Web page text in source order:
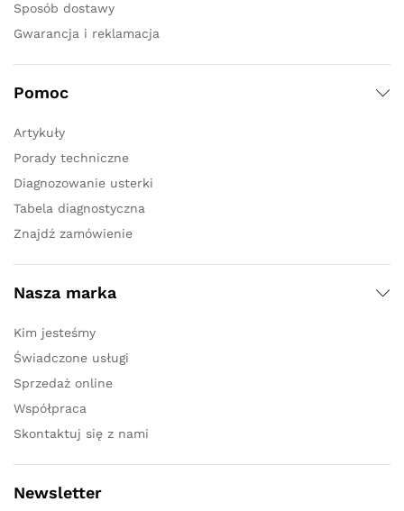
Sposób dostawy
Gwarancja i reklamacja
Pomoc
Artykuły
Porady techniczne
Diagnozowanie usterki
Tabela diagnostyczna
Znajdź zamówienie
Nasza marka
Kim jesteśmy
Świadczone usługi
Sprzedaż online
Współpraca
Skontaktuj się z nami
Newsletter